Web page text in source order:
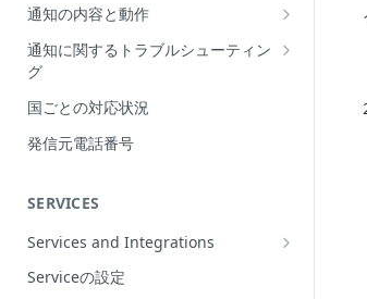
Incident Tasks
Incident Types
インシデントが作成されない理由
Conference Bridge
通知の内容と動作
Push Notifications
Email Notifications
電話通知
Phone Notification Disclosures
SMS Notifications
WhatsApp Notification
通知に関するトラブルシューティン
グ
想定される通知の動作
プッシュ通知のトラブルシューティ
ング
グ
電話通知のトラブルシューティング
SMS通知のトラブルシューティング
国ごとの対応状況
発信元電話番号
SERVICES
Services and Integrations
Service Directory
Serviceの設定